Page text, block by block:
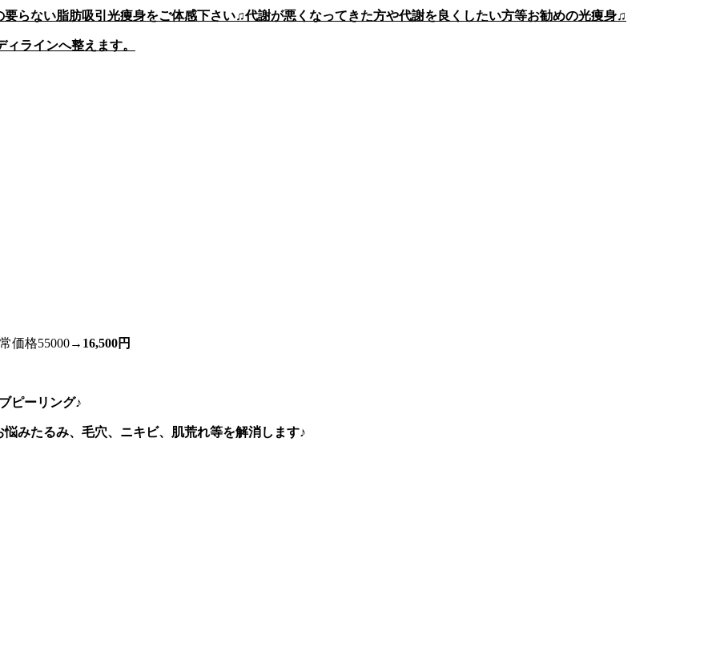
らない脂肪吸引光痩身をご体感下さい♫代謝が悪くなってきた方や代謝を良くしたい方等お勧めの光痩身♫
ラインへ整えます。
価格55000→ 16,500円
ピーリング♪
みたるみ、毛穴、ニキビ、肌荒れ等を解消します♪